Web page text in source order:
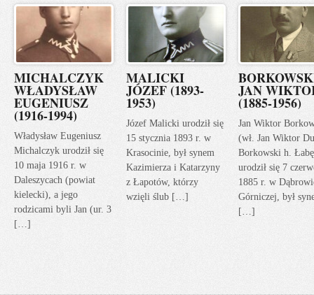
MICHALCZYK
WŁADYSŁAW
EUGENIUSZ
(1916-1994)
Władysław Eugeniusz
Michalczyk urodził się
10 maja 1916 r. w
Daleszycach (powiat
kielecki), a jego
rodzicami byli Jan (ur. 3
[…]
MALICKI
JÓZEF (1893-
1953)
Józef Malicki urodził się
15 stycznia 1893 r. w
Krasocinie, był synem
Kazimierza i Katarzyny
z Łapotów, którzy
wzięli ślub […]
JAN
(1885-1956)
Jan Wiktor
(wł. Jan Wiktor
Borkowski h.
urodził się 7
1885 r. w
Górniczej, był
[…]